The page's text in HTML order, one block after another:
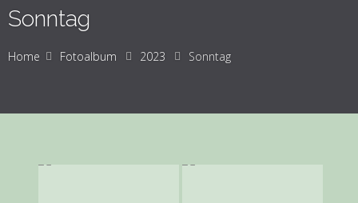
Sonntag
Home Fotoalbum 2023 Sonntag